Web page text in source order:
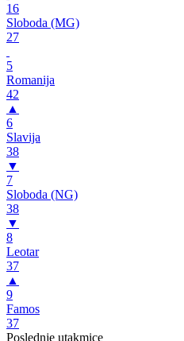
16
Sloboda (MG)
27
5
Romanija
42
▲
6
Slavija
38
▼
7
Sloboda (NG)
38
▼
8
Leotar
37
▲
9
Famos
37
Poslednje utakmice